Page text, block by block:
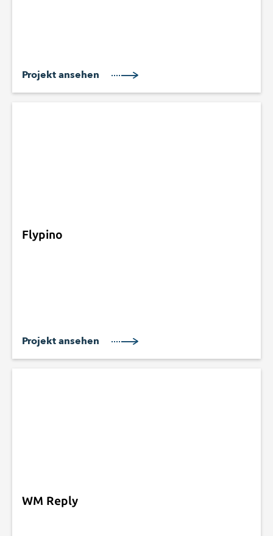
Projekt ansehen
Flypino
Projekt ansehen
WM Reply